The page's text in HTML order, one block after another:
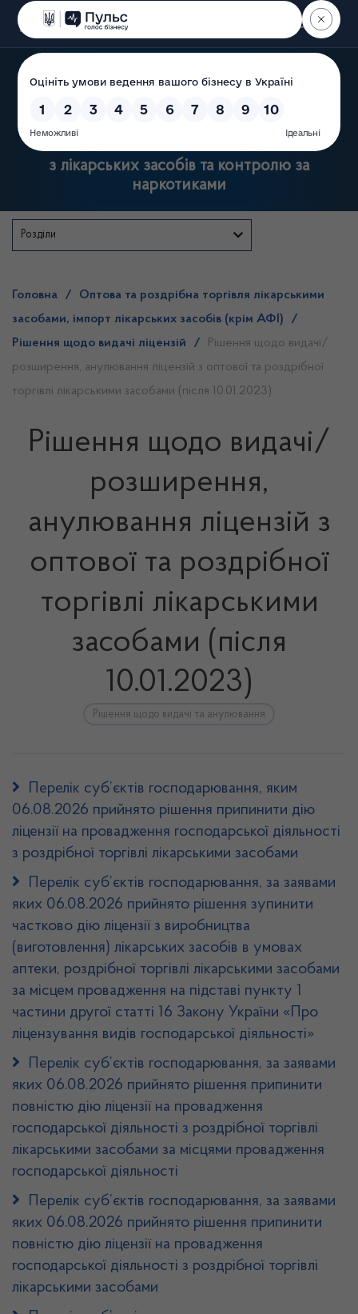
Пошук
Державна служба України
з лікарських засобів та контролю за
наркотиками
Розділи
Головна /
Оптова та роздрібна торгівля лікарськими
засобами, імпорт лікарських засобів (крім АФІ)
/
Рішення щодо видачі ліцензій
/
Рішення щодо видачі/
розширення, анулювання ліцензій з оптової та роздрібної
торгівлі лікарськими засобами (після 10.01.2023)
Рішення щодо видачі/
розширення,
анулювання ліцензій з
оптової та роздрібної
торгівлі лікарськими
засобами (після
10.01.2023)
Рішення щодо видачі та анулювання
Перелік суб’єктів господарювання, яким
06.08.2026 прийнято рішення припинити дію
ліцензії на провадження господарської діяльності
з роздрібної торгівлі лікарськими засобами
Перелік суб’єктів господарювання, за заявами
яких 06.08.2026 прийнято рішення зупинити
частково дію ліцензії з виробництва
(виготовлення) лікарських засобів в умовах
аптеки, роздрібної торгівлі лікарськими засобами
за місцем провадження на підставі пункту 1
частини другої статті 16 Закону України «Про
ліцензування видів господарської діяльності»
Перелік суб’єктів господарювання, за заявами
яких 06.08.2026 прийнято рішення припинити
повністю дію ліцензії на провадження
господарської діяльності з роздрібної торгівлі
лікарськими засобами за місцями провадження
господарської діяльності
Перелік суб’єктів господарювання, за заявами
яких 06.08.2026 прийнято рішення припинити
повністю дію ліцензії на провадження
господарської діяльності з роздрібної торгівлі
лікарськими засобами